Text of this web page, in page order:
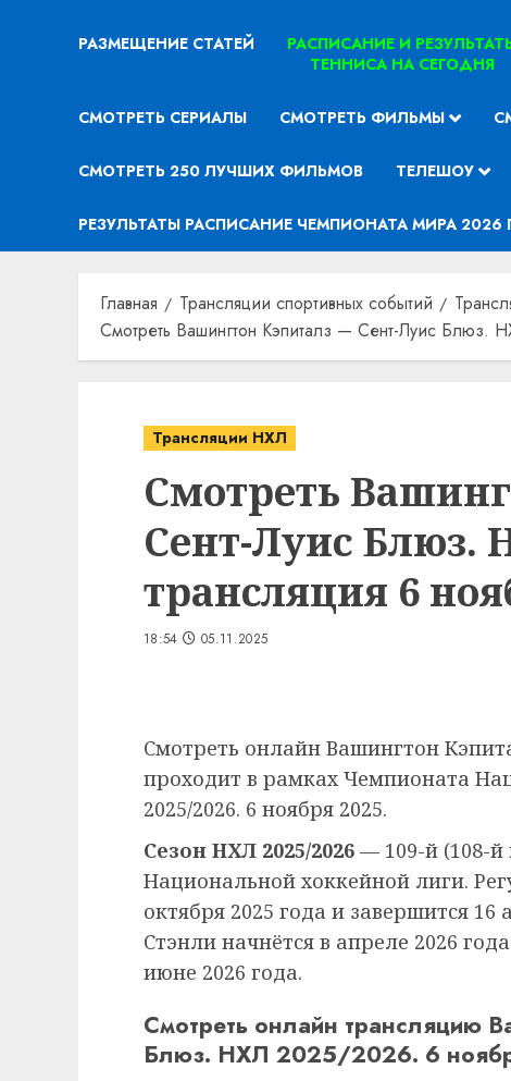
РАЗМЕЩЕНИЕ СТАТЕЙ
РАСПИСАНИЕ И
ТЕННИСА НА СЕГОДНЯ
СМОТРЕТЬ СЕРИАЛЫ СМОТРЕТЬ ФИЛЬМЫ
СМОТРЕТЬ 250 ЛУЧШИХ ФИЛЬМОВ ТЕЛЕШОУ
РЕЗУЛЬТАТЫ РАСПИСАНИЕ ЧЕМПИОНАТА МИРА
Главная Трансляции спортивных событий
Смотреть Вашингтон Кэпиталз — Сент-Луис Блюз.
Трансляции НХЛ
Смотреть
Сент-Луис Блюз.
трансляция 6
18:54 05.11.2025
Смотреть онлайн Вашингтон
проходит в рамках Чемпионата
2025/2026. 6 ноября 2025.
Сезон НХЛ 2025/2026 — 109-й (108-й
Национальной хоккейной лиги.
октября 2025 года и завершится
Стэнли начнётся в апреле 2026
июне 2026 года.
Смотреть онлайн трансляцию
Блюз. НХЛ 2025/2026. 6